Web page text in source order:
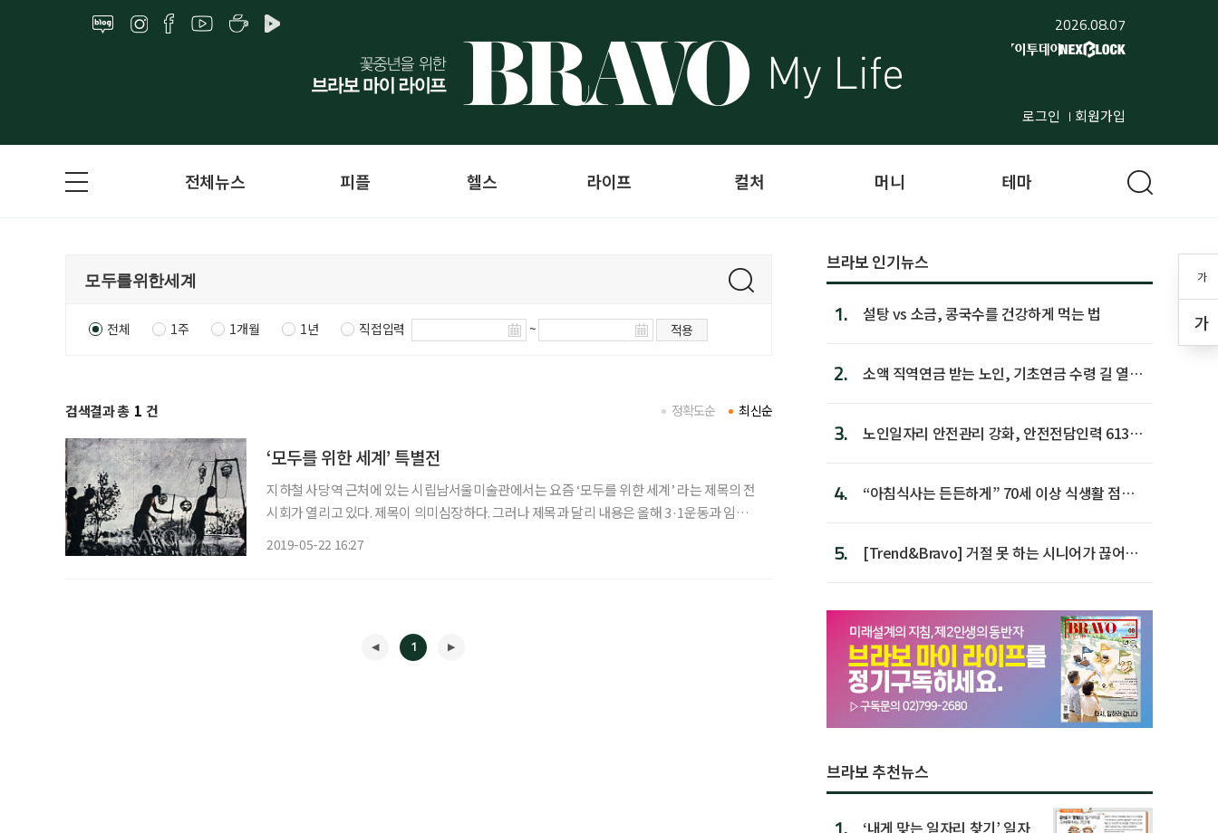
2026.08.07
로그인 회원가입
가
가
전체뉴스 피플 헬스 라이프 컬처 머니 테마
전체 1주 1개월 1년 직접입력 ~ 적용
검색결과 총 1 건 최신순
정확도순
‘모두를 위한 세계’ 특별전
지하철 사당역 근처에 있는 시립남서울미술관에서는 요즘 ‘모두를 위한 세계’ 라는 제목의 전
시회가 열리고 있다. 제목이 의미심장하다. 그러나 제목과 달리 내용은 올해 3·1운동과 임시
2019-05-22 16:27
1
브라보 인기뉴스
1. 설탕 vs 소금, 콩국수를 건강하게 먹는 법
2.
소액 직역연금 받는 노인, 기초연금 수령 길 열린
3.
노인일자리 안전관리 강화, 안전전담인력 613명
4.
“아침식사는 든든하게” 70세 이상 식생활 점수
5.
[Trend&Bravo] 거절 못 하는 시니어가 끊어야
브라보 추천뉴스
‘내게 맞는 일자리 찾기’ 일자